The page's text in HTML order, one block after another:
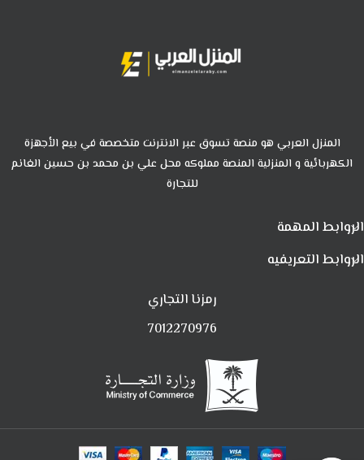
المنزل العربي هو منصة تسوق عبر الانترنت متخصصة في بيع الأجهزة
الكهربائية و المنزلية المنصة مملوكه محل علي بن محمد بن حسين الغانم
للتجارة
الروابط المهمة
الروابط التعريفيه
رمزنا التجاري
7012270976